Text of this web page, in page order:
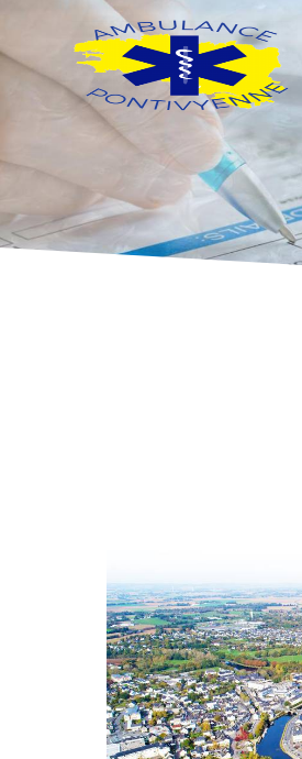
Panneau de gestion des cookies